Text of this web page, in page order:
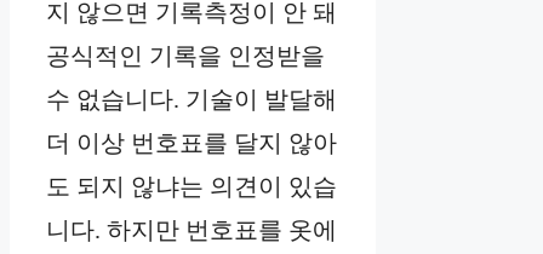
지 않으면 기록측정이 안 돼
공식적인 기록을 인정받을
수 없습니다. 기술이 발달해
더 이상 번호표를 달지 않아
도 되지 않냐는 의견이 있습
니다. 하지만 번호표를 옷에